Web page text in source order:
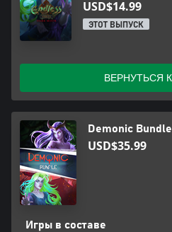
USD$14.99
ЭТОТ ВЫПУСК
ВЕРНУТЬСЯ
Demonic Bundle
USD$35.99
Игры в составе